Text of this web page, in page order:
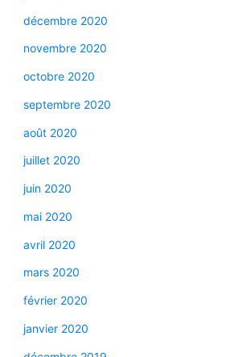
décembre 2020
novembre 2020
octobre 2020
septembre 2020
août 2020
juillet 2020
juin 2020
mai 2020
avril 2020
mars 2020
février 2020
janvier 2020